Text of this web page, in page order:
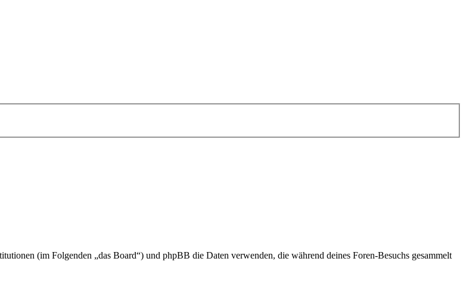
(im Folgenden „das Board“) und phpBB die Daten verwenden, die während deines Foren-Besuchs gesammelt